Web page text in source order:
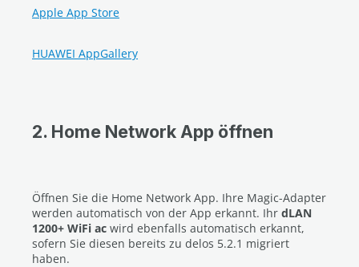
Apple App Store
HUAWEI AppGallery
2. Home Network App öffnen
Öffnen Sie die Home Network App. Ihre Magic-Adapter
werden automatisch von der App erkannt. Ihr dLAN
1200+ WiFi ac wird ebenfalls automatisch erkannt,
sofern Sie diesen bereits zu delos 5.2.1 migriert
haben.